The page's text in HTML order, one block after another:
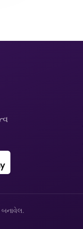
બનાવેલ.